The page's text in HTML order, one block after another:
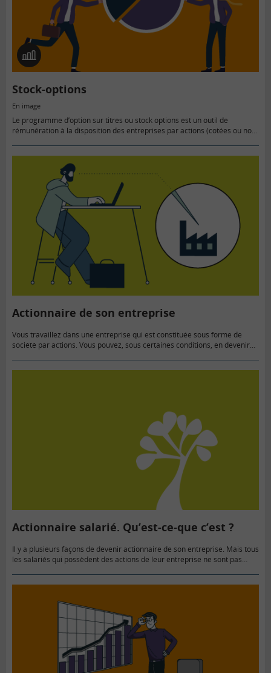
En
image
Stock-options
En image
Le programme d’option sur titres ou stock options est un outil de
rémunération à la disposition des entreprises par actions (cotées ou non
Actionnaire de son entreprise
Vous travaillez dans une entreprise qui est constituée sous forme de
société par actions. Vous pouvez, sous certaines conditions, en devenir
Actionnaire salarié. Qu’est-ce-que c’est ?
Il y a plusieurs façons de devenir actionnaire de son entreprise. Mais tous
les salariés qui possèdent des actions de leur entreprise ne sont pas